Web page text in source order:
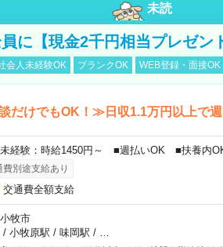
未読
に【現金2千円相当プレゼン
会人未経験OK ブランクOK WEB登録・面接OK
だけでもOK！≫日収1.1万円以上で週
経験：時給1450円～ ■週払いOK ■扶養内
費別途支給あり
交通費全額支給
牧市
/ 小牧原駅 / 味岡駅 /